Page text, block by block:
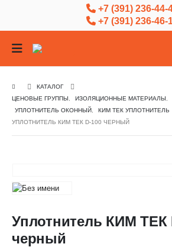
+7 (391) 236-44-
+7 (391) 236-46-
КАТАЛОГ
ЦЕНОВЫЕ ГРУППЫ
ИЗОЛЯЦИОННЫЕ МАТЕРИАЛЫ
УПЛОТНИТЕЛЬ ОКОННЫЙ
КИМ ТЕК УПЛОТНИТЕЛЬ
УПЛОТНИТЕЛЬ КИМ ТЕК D-100 ЧЕРНЫЙ
Уплотнитель КИМ ТЕК
черный